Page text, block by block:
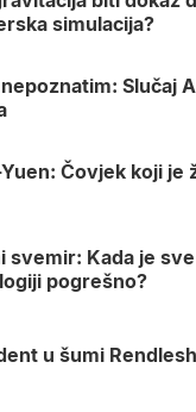
simulacija?
Slučaj
Čovjek koji je
svemir: Kada je
pogrešno?
u šumi